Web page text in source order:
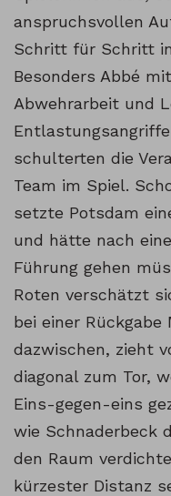
anspruchsvollen
Schritt für Schritt
Besonders Abbé
Abwehrarbeit und
schulterten die
Team im Spiel.
setzte Potsdam
und hätte nach
Führung gehen
Roten verschätzt
bei einer
dazwischen, zieht
diagonal zum Tor,
Eins-gegen-eins
wie Schnaderbeck
den Raum
kürzester Distanz